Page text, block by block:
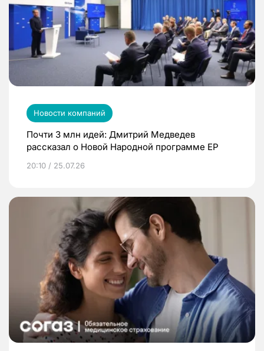
Новости компаний
Почти 3 млн идей: Дмитрий Медведев
рассказал о Новой Народной программе ЕР
20:10 / 25.07.26